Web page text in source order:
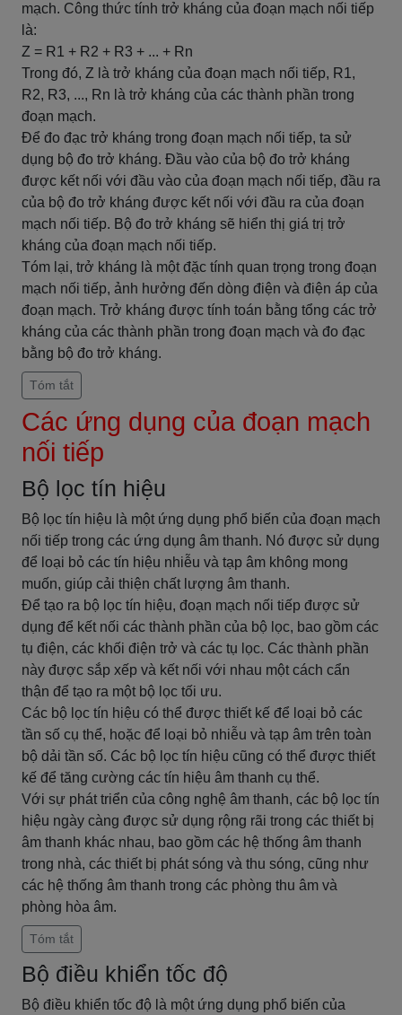
mạch. Công thức tính trở kháng của đoạn mạch nối tiếp
là:
Z = R1 + R2 + R3 + ... + Rn
Trong đó, Z là trở kháng của đoạn mạch nối tiếp, R1,
R2, R3, ..., Rn là trở kháng của các thành phần trong
đoạn mạch.
Để đo đạc trở kháng trong đoạn mạch nối tiếp, ta sử
dụng bộ đo trở kháng. Đầu vào của bộ đo trở kháng
được kết nối với đầu vào của đoạn mạch nối tiếp, đầu ra
của bộ đo trở kháng được kết nối với đầu ra của đoạn
mạch nối tiếp. Bộ đo trở kháng sẽ hiển thị giá trị trở
kháng của đoạn mạch nối tiếp.
Tóm lại, trở kháng là một đặc tính quan trọng trong đoạn
mạch nối tiếp, ảnh hưởng đến dòng điện và điện áp của
đoạn mạch. Trở kháng được tính toán bằng tổng các trở
kháng của các thành phần trong đoạn mạch và đo đạc
bằng bộ đo trở kháng.
Tóm tắt
Các ứng dụng của đoạn mạch
nối tiếp
Bộ lọc tín hiệu
Bộ lọc tín hiệu là một ứng dụng phổ biến của đoạn mạch
nối tiếp trong các ứng dụng âm thanh. Nó được sử dụng
để loại bỏ các tín hiệu nhiễu và tạp âm không mong
muốn, giúp cải thiện chất lượng âm thanh.
Để tạo ra bộ lọc tín hiệu, đoạn mạch nối tiếp được sử
dụng để kết nối các thành phần của bộ lọc, bao gồm các
tụ điện, các khối điện trở và các tụ lọc. Các thành phần
này được sắp xếp và kết nối với nhau một cách cẩn
thận để tạo ra một bộ lọc tối ưu.
Các bộ lọc tín hiệu có thể được thiết kế để loại bỏ các
tần số cụ thể, hoặc để loại bỏ nhiễu và tạp âm trên toàn
bộ dải tần số. Các bộ lọc tín hiệu cũng có thể được thiết
kế để tăng cường các tín hiệu âm thanh cụ thể.
Với sự phát triển của công nghệ âm thanh, các bộ lọc tín
hiệu ngày càng được sử dụng rộng rãi trong các thiết bị
âm thanh khác nhau, bao gồm các hệ thống âm thanh
trong nhà, các thiết bị phát sóng và thu sóng, cũng như
các hệ thống âm thanh trong các phòng thu âm và
phòng hòa âm.
Tóm tắt
Bộ điều khiển tốc độ
Bộ điều khiển tốc độ là một ứng dụng phổ biến của